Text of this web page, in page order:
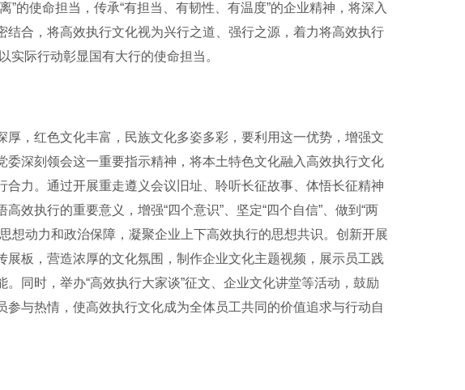
的使命担当，传承“有担当、有韧性、有温度”的企业精神，将深入
合，将高效执行文化视为兴行之道、强行之源，着力将高效执行
实际行动彰显国有大行的使命担当。
，红色文化丰富，民族文化多姿多彩，要利用这一优势，增强文
深刻领会这一重要指示精神，将本土特色文化融入高效执行文化
力。通过开展重走遵义会议旧址、聆听长征故事、体悟长征精神
效执行的重要意义，增强“四个意识”、坚定“四个自信”、做到“两
想动力和政治保障，凝聚企业上下高效执行的思想共识。创新开展
板，营造浓厚的文化氛围，制作企业文化主题视频，展示员工践
同时，举办“高效执行大家谈”征文、企业文化讲堂等活动，鼓励
与热情，使高效执行文化成为全体员工共同的价值追求与行动自